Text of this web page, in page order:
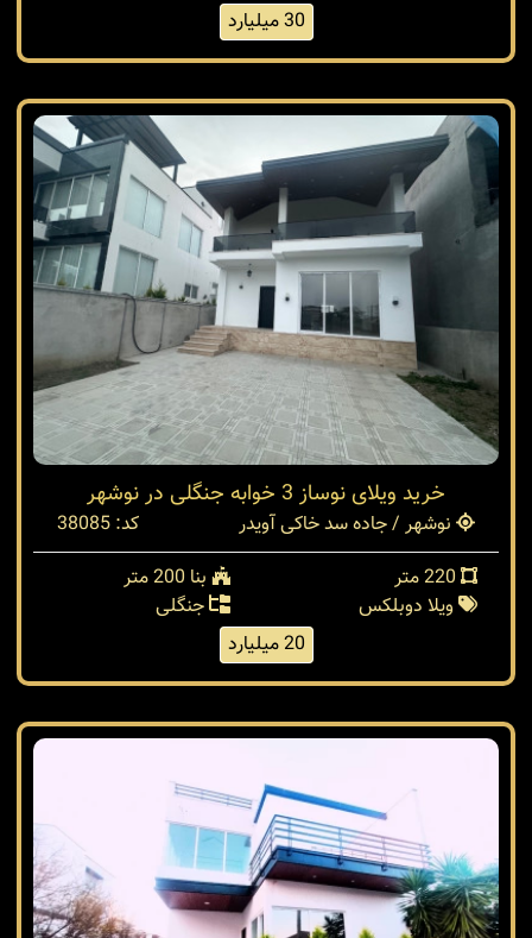
30 میلیارد
خرید ویلای نوساز 3 خوابه جنگلی در نوشهر
نوشهر / جاده سد خاکی آویدر
کد: 38085
بنا 200 متر
ویلا دوبلکس
جنگلی
20 میلیارد